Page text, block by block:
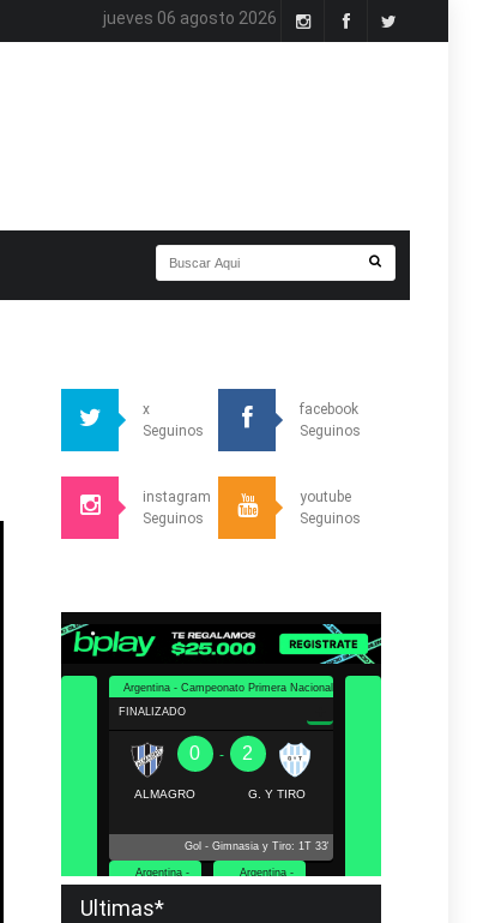
jueves 06 agosto 2026
x
Seguinos
facebook
Seguinos
instagram
Seguinos
youtube
Seguinos
Ultimas*